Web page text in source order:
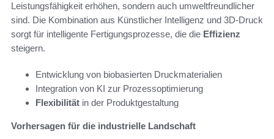
Leistungsfähigkeit erhöhen, sondern auch umweltfreundlicher
sind. Die Kombination aus Künstlicher Intelligenz und 3D-Druck
sorgt für intelligente Fertigungsprozesse, die die Effizienz
steigern.
Entwicklung von biobasierten Druckmaterialien
Integration von KI zur Prozessoptimierung
Flexibilität in der Produktgestaltung
Vorhersagen für die industrielle Landschaft